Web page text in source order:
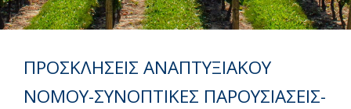
ΠΡΟΣΚΛΗΣΕΙΣ ΑΝΑΠΤΥΞΙΑΚΟΥ
ΝΟΜΟΥ-ΣΥΝΟΠΤΙΚΕΣ ΠΑΡΟΥΣΙΑΣΕΙΣ-